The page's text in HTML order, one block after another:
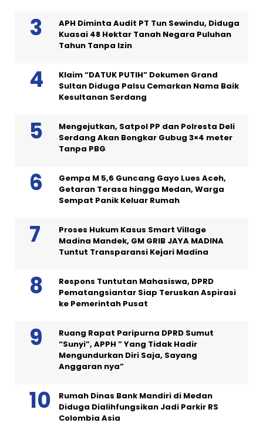
APH Diminta Audit PT Tun Sewindu, Diduga
Kuasai 48 Hektar Tanah Negara Puluhan
Tahun Tanpa Izin
Klaim “DATUK PUTIH” Dokumen Grand
Sultan Diduga Palsu Cemarkan Nama Baik
Kesultanan Serdang
Mengejutkan, Satpol PP dan Polresta Deli
Serdang Akan Bongkar Gubug 3×4 meter
Tanpa PBG
Gempa M 5,6 Guncang Gayo Lues Aceh,
Getaran Terasa hingga Medan, Warga
Sempat Panik Keluar Rumah
Proses Hukum Kasus Smart Village
Madina Mandek, GM GRIB JAYA MADINA
Tuntut Transparansi Kejari Madina
Respons Tuntutan Mahasiswa, DPRD
Pematangsiantar Siap Teruskan Aspirasi
ke Pemerintah Pusat
Ruang Rapat Paripurna DPRD Sumut
“Sunyi”, APPH ” Yang Tidak Hadir
Mengundurkan Diri Saja, Sayang
Anggaran nya”
Rumah Dinas Bank Mandiri di Medan
Diduga Dialihfungsikan Jadi Parkir RS
Colombia Asia